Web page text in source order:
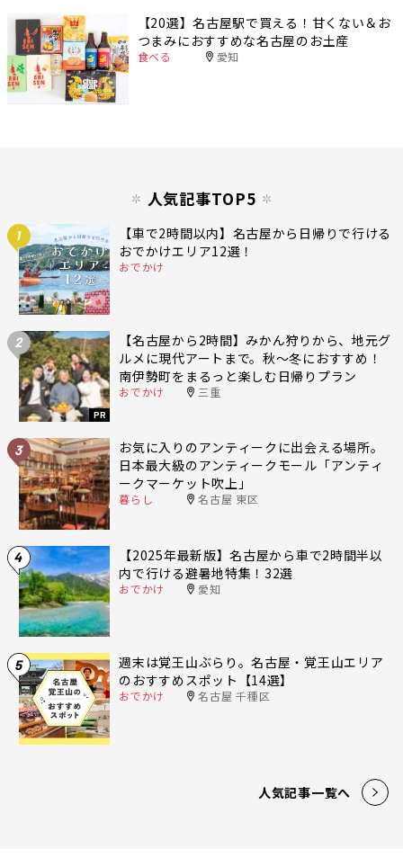
【20選】名古屋駅で買える！甘くない＆お
つまみにおすすめな名古屋のお土産
食べる 愛知
人気記事TOP5
1
【車で2時間以内】名古屋から日帰りで行ける
おでかけエリア12選！
おでかけ
2
PR
【名古屋から2時間】みかん狩りから、地元グ
ルメに現代アートまで。秋〜冬におすすめ！
南伊勢町をまるっと楽しむ日帰りプラン
おでかけ 三重
3
お気に入りのアンティークに出会える場所。
日本最大級のアンティークモール「アンティ
ークマーケット吹上」
暮らし 名古屋 東区
4
【2025年最新版】名古屋から車で2時間半以
内で行ける避暑地特集！32選
おでかけ 愛知
5
週末は覚王山ぶらり。名古屋・覚王山エリア
のおすすめスポット【14選】
おでかけ 名古屋 千種区
人気記事一覧へ